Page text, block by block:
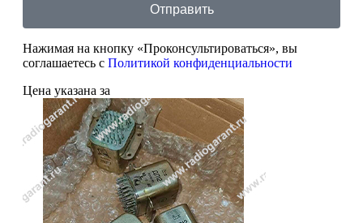
Отправить
Нажимая на кнопку «Проконсультироваться», вы
соглашаетесь с Политикой конфиденциальности
Цена указана за